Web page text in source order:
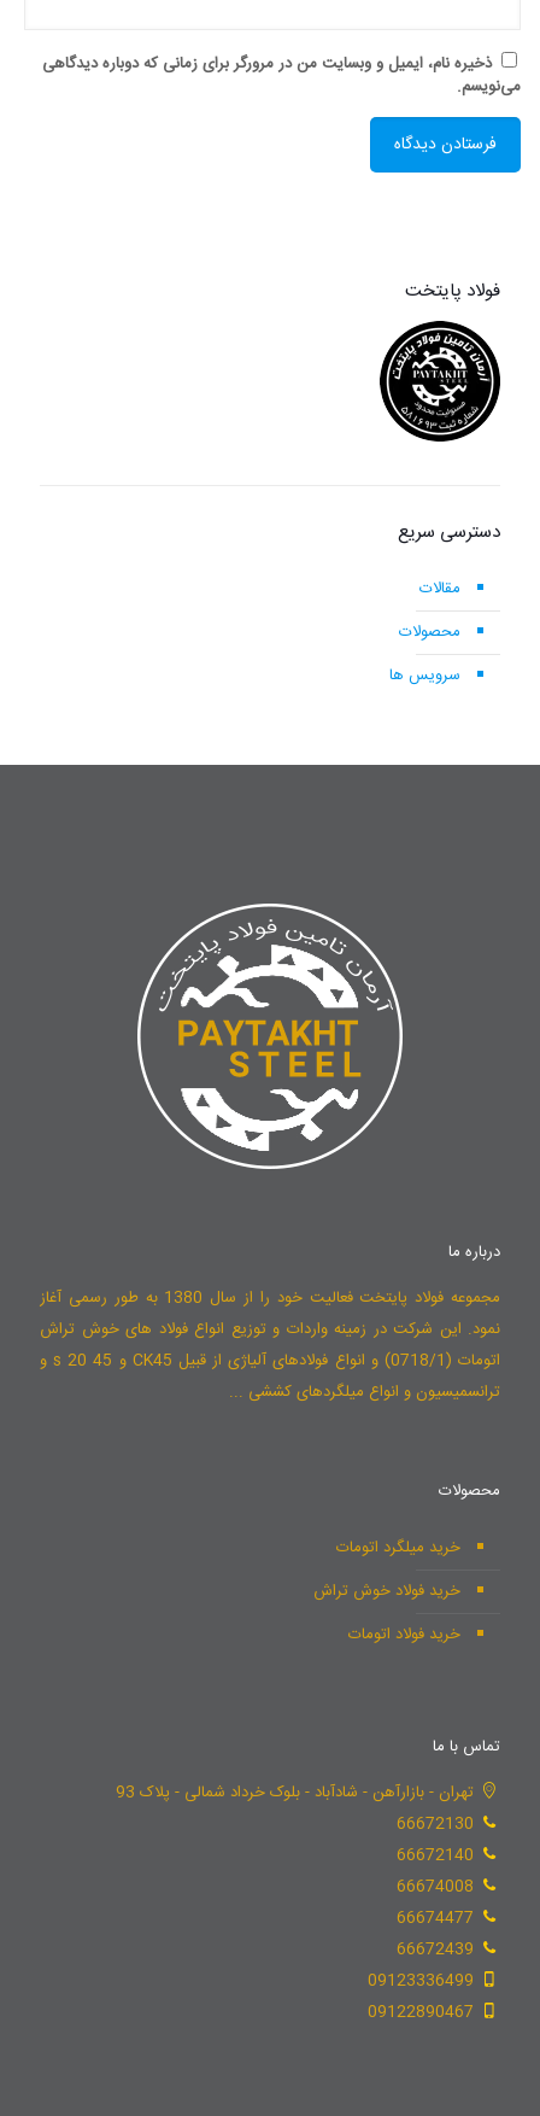
ذخیره نام، ایمیل و وبسایت من در مرورگر برای زمانی که دوباره دیدگاهی
می‌نویسم.
فولاد پایتخت
دسترسی سریع
مقالات
محصولات
سرویس ها
درباره ما
مجموعه فولاد پایتخت فعالیت خود را از سال 1380 به طور رسمی آغاز
نمود. این شرکت در زمینه واردات و توزیع انواع فولاد های خوش تراش
اتومات (0718/1) و انواع فولادهای آلیاژی از قبیل CK45 و 45 s 20 و
ترانسمیسیون و انواع میلگردهای کششی ...
محصولات
خرید میلگرد اتومات
خرید فولاد خوش تراش
خرید فولاد اتومات
تماس با ما
تهران - بازارآهن - شادآباد - بلوک خرداد شمالی - پلاک 93